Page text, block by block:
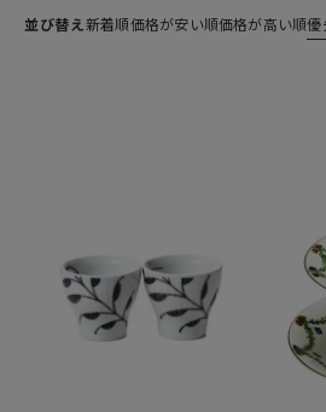
を格上げしてくれます。ブランド
ザインで、おもてなしの席だけで
ギフトにも最適。細部までこだわ
なただけの理想のテーブルを演出
並び替え 新着順価格が安い順価格が高い順優